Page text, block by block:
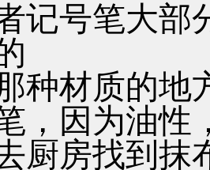
记号笔大部
种材质的地
，因为油
厨房找到抹